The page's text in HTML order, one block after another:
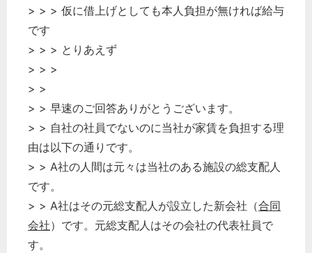
> > > 仮に借上げとしても本人負担が無ければ給与
です
> > > とりあえず
> > >
> >
> > 早速のご回答ありがとうございます。
> > 自社の社員でないのに当社が家賃を負担する理
由は以下の通りです。
> > A社の人間は元々は当社のある施設の総支配人
です。
> > A社はその元総支配人が設立した新会社（合同
会社）です。元総支配人はその会社の代表社員で
す。